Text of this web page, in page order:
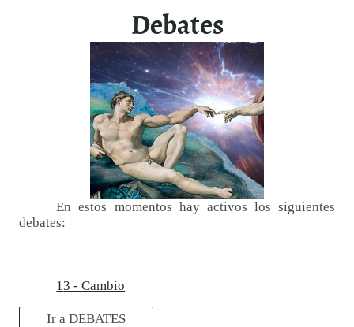
Debates
En estos momentos hay activos los siguientes
debates:
13 - Cambio
Ir a DEBATES